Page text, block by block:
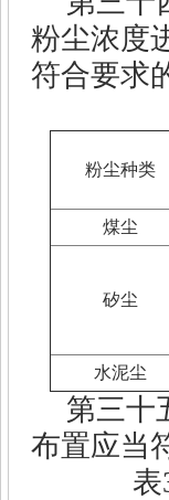
粉尘浓度
符合要求
粉尘种类
煤尘
矽尘
水泥尘
第三十
布置应当
表